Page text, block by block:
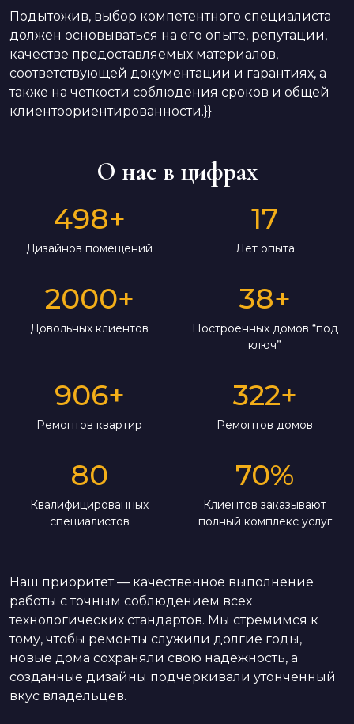
Подытожив, выбор компетентного специалиста
должен основываться на его опыте, репутации,
качестве предоставляемых материалов,
соответствующей документации и гарантиях, а
также на четкости соблюдения сроков и общей
клиентоориентированности.}}
О нас в цифрах
498+
Дизайнов помещений
17
Лет опыта
2000+
Довольных клиентов
38+
Построенных домов “под
ключ”
906+
Ремонтов квартир
322+
Ремонтов домов
80
Квалифицированных
специалистов
70%
Клиентов заказывают
полный комплекс услуг
Наш приоритет — качественное выполнение
работы с точным соблюдением всех
технологических стандартов. Мы стремимся к
тому, чтобы ремонты служили долгие годы,
новые дома сохраняли свою надежность, а
созданные дизайны подчеркивали утонченный
вкус владельцев.